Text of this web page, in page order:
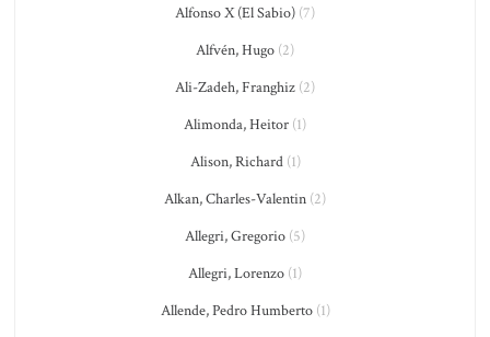
Alfonso X (El Sabio) (7)
Alfvén, Hugo (2)
Ali-Zadeh, Franghiz (2)
Alimonda, Heitor (1)
Alison, Richard(1)
Alkan, Charles-Valentin (2)
Allegri, Gregorio (5)
Allegri, Lorenzo (1)
Allende, Pedro Humberto(1)